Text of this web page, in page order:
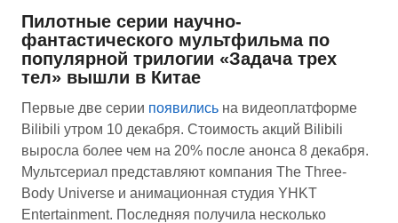
Пилотные серии научно-
фантастического мультфильма по
популярной трилогии «Задача трех
тел» вышли в Китае
Первые две серии появились на видеоплатформе
Bilibili утром 10 декабря. Стоимость акций Bilibili
выросла более чем на 20% после анонса 8 декабря.
Мультсериал представляют компания The Three-
Body Universe и анимационная студия YHKT
Entertainment. Последняя получила несколько